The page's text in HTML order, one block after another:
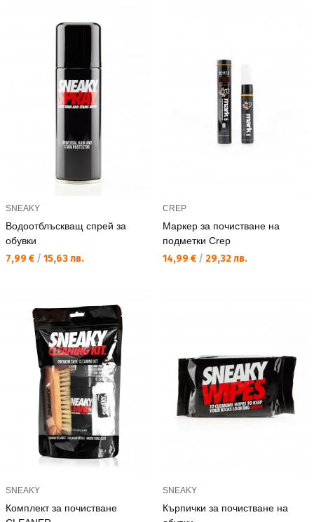
SNEAKY
Водоотблъскващ спрей за
обувки
Текуща цена:
7,99 € / 15,63 лв.
CREP
Маркер за почистване на
подметки Crep
Текуща цена:
14,99 € / 29,32 лв.
SNEAKY
Комплект за почистване
SNEAKY
Кърпички за почистване на